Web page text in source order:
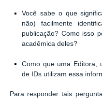
Você sabe o que
não) facilmente
publicação? Como isso
acadêmica deles?
Como que uma Editora,
de IDs utilizam essa
Para responder tais